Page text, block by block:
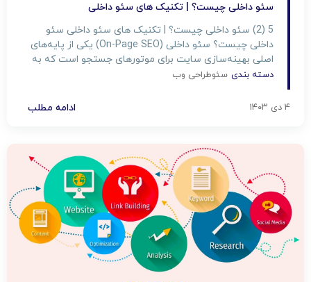
سئو داخلی چیست؟ | تکنیک های سئو داخلی
5 (2) سئو داخلی چیست؟ | تکنیک های سئو داخلی سئو
داخلی چیست؟ سئو داخلی (On-Page SEO) یکی از پایه‌های
اصلی بهینه‌سازی سایت برای موتورهای جستجو است که به
بهبود رتبه سایت در نتایج جستجو کمک می‌کند. اما چرا باید
تهیه شده، قدم به قدم […]
دسته بندی سئوطراحی وب
۴ دی ۱۴۰۳ ادامه مطلب